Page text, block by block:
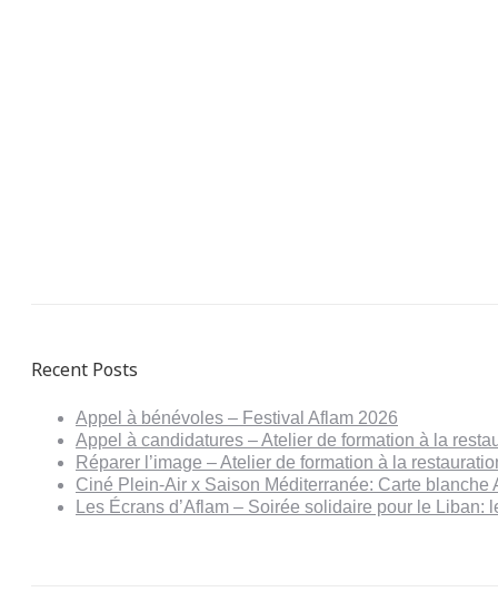
Recent Posts
Appel à bénévoles – Festival Aflam 2026
Appel à candidatures – Atelier de formation à la
Réparer l’image – Atelier de formation à la
Ciné Plein-Air x Saison Méditerranée: Carte blanche
Les Écrans d’Aflam – Soirée solidaire pour le